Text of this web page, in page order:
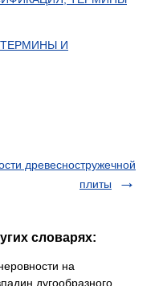
ТЕРМИНЫ И
древесностружечной
плиты
словарях:
на
дугообразного